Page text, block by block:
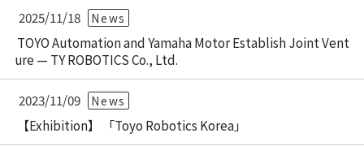
2025/11/18 News
TOYO Automation and Yamaha Motor Establish Joint Vent
ure — TY ROBOTICS Co., Ltd.
2023/11/09 News
【Exhibition】 「Toyo Robotics Korea」